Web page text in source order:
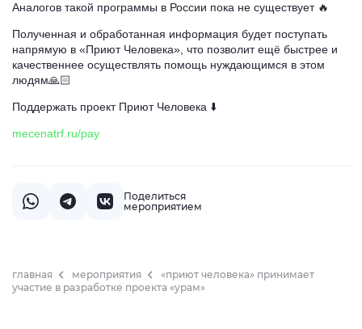
Аналогов такой программы в России пока не существует 🔥
Полученная и обработанная информация будет поступать
напрямую в «Приют Человека», что позволит ещё быстрее и
качественнее осуществлять помощь нуждающимся в этом
людям🙏🏻
Поддержать проект Приют Человека ⬇️
mecenatrf.ru/pay
Поделиться
мероприятием
главная мероприятия
«приют человека» принимает
участие в разработке проекта «урам»